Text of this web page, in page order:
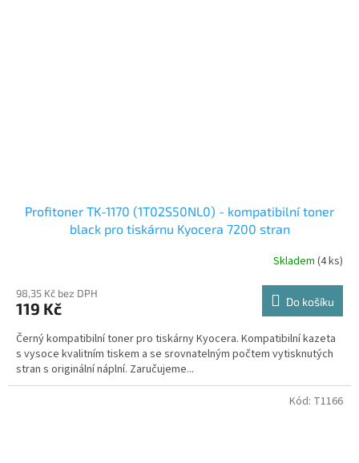
Profitoner TK-1170 (1T02S50NL0) - kompatibilní toner
black pro tiskárnu Kyocera 7200 stran
Skladem (4 ks)
98,35 Kč bez DPH
119 Kč Do košíku
Černý kompatibilní toner pro tiskárny Kyocera. Kompatibilní kazeta
s vysoce kvalitním tiskem a se srovnatelným počtem vytisknutých
stran s originální náplní. Zaručujeme...
Kód: T1166